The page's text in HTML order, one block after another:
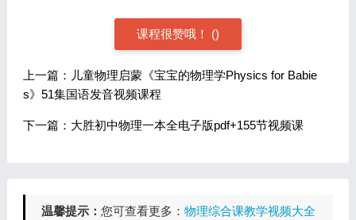
课程很赞哦！ ()
上一篇：儿童物理启蒙《宝宝的物理学Physics for Babie
s》51集国语发音视频课程
下一篇：大胜初中物理一本全电子版pdf+155节视频课
温馨提示： 您可查看更多： 物理综合课教学视频大全